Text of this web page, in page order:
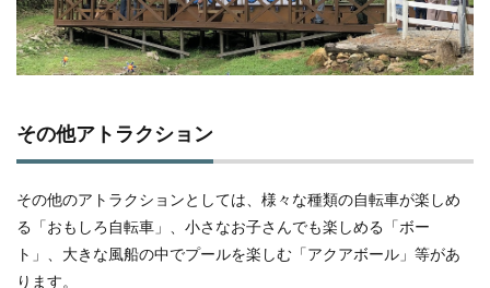
その他アトラクション
その他のアトラクションとしては、様々な種類の自転車が楽しめ
る「おもしろ自転車」、小さなお子さんでも楽しめる「ボー
ト」、大きな風船の中でプールを楽しむ「アクアボール」等があ
ります。